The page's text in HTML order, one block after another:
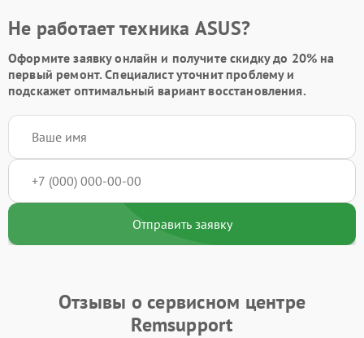
Не работает техника ASUS?
Оформите заявку онлайн и получитескидку до 20% на
первый ремонт. Специалист уточнит проблему и
подскажет оптимальный вариант восстановления.
Отправить заявку
Отзывы о сервисном центре
Remsupport